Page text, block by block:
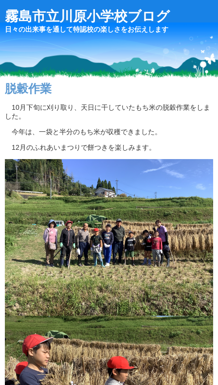
霧島市立川原小学校ブログ
日々の出来事を通して特認校の楽しさをお伝えします
脱穀作業
10月下旬に刈り取り、天日に干していたもち米の脱穀作業をしま
した。
今年は、一袋と半分のもち米が収穫できました。
12月のふれあいまつりで餅つきを楽しみます。